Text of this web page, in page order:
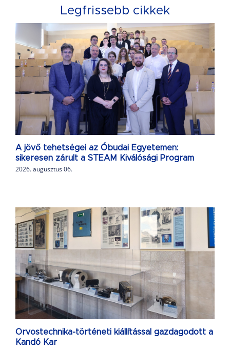
Legfrissebb cikkek
A jövő tehetségei az Óbudai Egyetemen:
sikeresen zárult a STEAM Kiválósági Program
2026. augusztus 06.
Orvostechnika-történeti kiállítással gazdagodott a
Kandó Kar